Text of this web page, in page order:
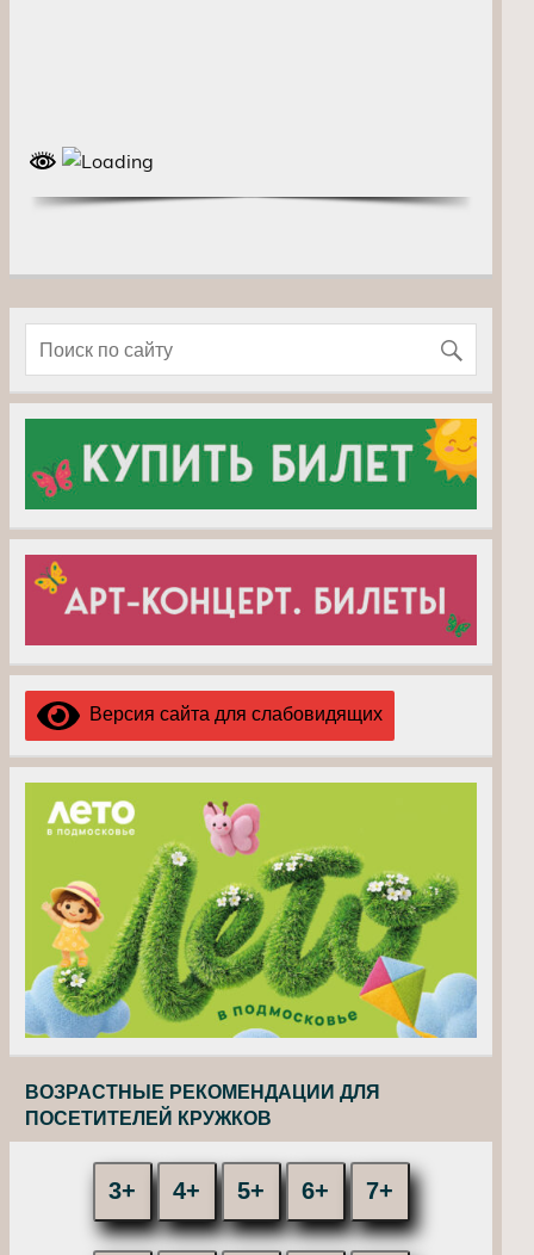
Версия сайта для слабовидящих
ВОЗРАСТНЫЕ РЕКОМЕНДАЦИИ ДЛЯ
ПОСЕТИТЕЛЕЙ КРУЖКОВ
3+ 4+ 5+ 6+ 7+